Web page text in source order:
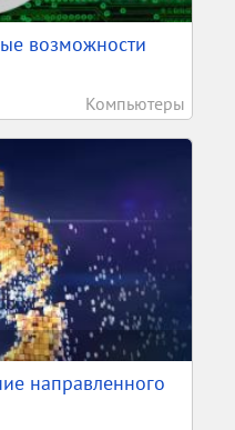
возможности
Компьютеры
направленного